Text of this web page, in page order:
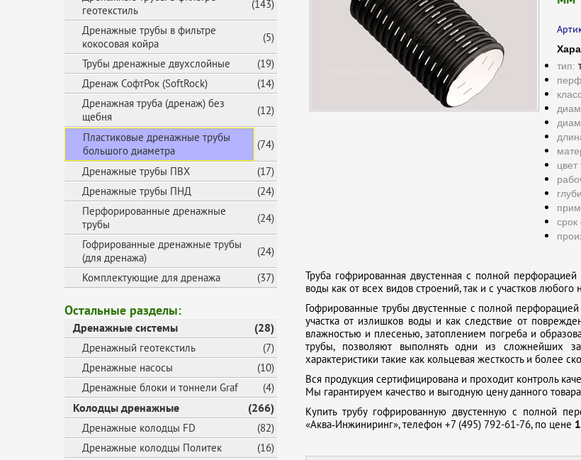
геотекстиль
(143)
Дренажные трубы в фильтре
кокосовая койра
(5)
Трубы дренажные двухслойные
(19)
Дренаж СофтРок (SoftRock)
(14)
Дренажная труба (дренаж) без
щебня
(12)
Пластиковые дренажные трубы
большого диаметра
(74)
Дренажные трубы ПВХ
(17)
Дренажные трубы ПНД
(24)
Перфорированные дренажные
трубы
(24)
Гофрированные дренажные трубы
(для дренажа)
(24)
Комплектующие для дренажа
(37)
Остальные разделы:
Дренажные системы (28)
Дренажный геотекстиль
(7)
Дренажные насосы
(10)
Дренажные блоки и тоннели Graf
(4)
Колодцы дренажные (266)
Дренажные колодцы FD
(82)
Дренажные колодцы Политек
(16)
тип:
срок
Труба гофрированная двустенная с полной
воды как от всех видов строений, так и с участков любого
Гофрированные трубы двустенные с полной
участка от излишков воды и как следствие от
влажностью и плесенью, затоплением погреба и
трубы, позволяют выполнять одни из сложнейших
характеристики такие как кольцевая жесткость и более
Вся продукция сертифицирована и проходит контроль
Мы гарантируем качество и выгодную цену данного
Купить трубу гофрированную двустенную с полной
«Аква‑Инжиниринг», телефон +7 (495) 792-61-76,по цене